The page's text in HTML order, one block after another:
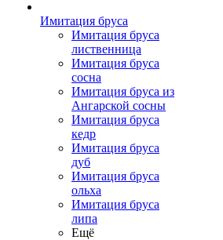
Имитация бруса
Имитация бруса
лиственница
Имитация бруса
сосна
Имитация бруса из
Ангарской сосны
Имитация бруса
кедр
Имитация бруса
дуб
Имитация бруса
ольха
Имитация бруса
липа
Ещё